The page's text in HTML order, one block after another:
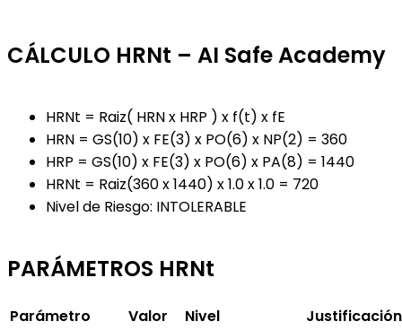
CÁLCULO HRNt – AI Safe Academy
HRNt = Raiz( HRN x HRP ) x f(t) x fE
HRN = GS(10) x FE(3) x PO(6) x NP(2) = 360
HRP = GS(10) x FE(3) x PO(6) x PA(8) = 1440
HRNt = Raiz(360 x 1440) x 1.0 x 1.0 = 720
Nivel de Riesgo: INTOLERABLE
PARÁMETROS HRNt
Parámetro Valor Nivel
Justificación